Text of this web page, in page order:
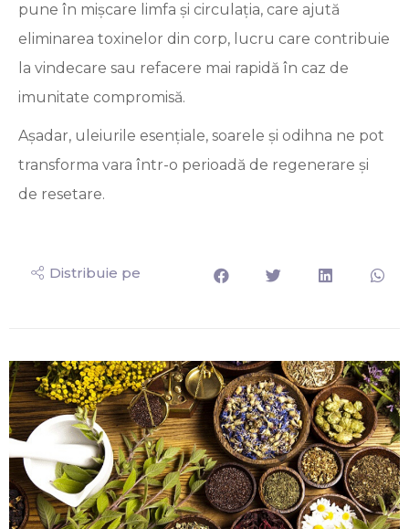
pune în mișcare limfa și circulația, care ajută
eliminarea toxinelor din corp, lucru care contribuie
la vindecare sau refacere mai rapidă în caz de
imunitate compromisă.
Așadar, uleiurile esențiale, soarele și odihna ne pot
transforma vara într-o perioadă de regenerare și
de resetare.
Distribuie pe